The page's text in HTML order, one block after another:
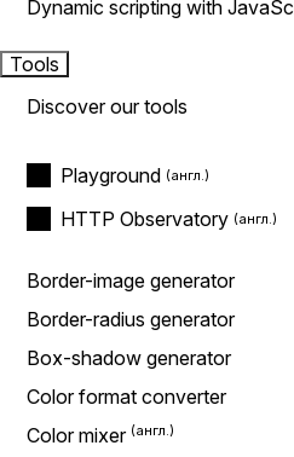
Dynamic scripting with
Tools
Discover our tools
Playground
HTTP Observatory
Border-image generator
Border-radius generator
Box-shadow generator
Color format converter
Color mixer